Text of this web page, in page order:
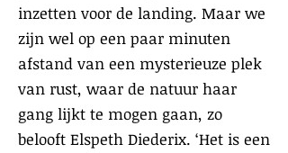
inzetten voor de landing. Maar we
zijn wel op een paar minuten
afstand van een mysterieuze plek
van rust, waar de natuur haar
gang lijkt te mogen gaan, zo
belooft Elspeth Diederix. ‘Het is een